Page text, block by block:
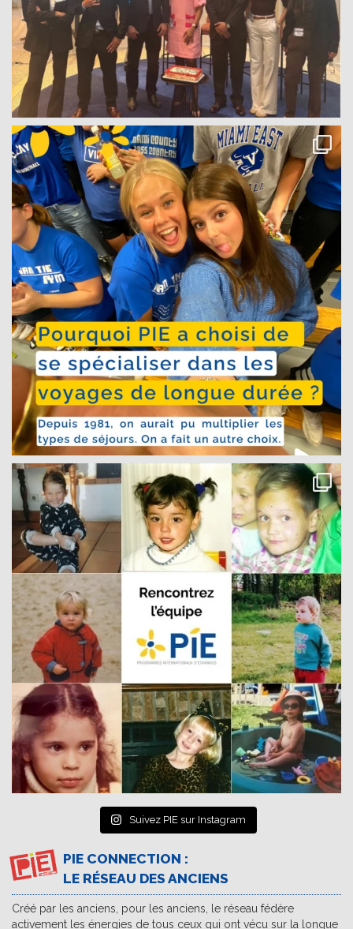
Suivez PIE sur Instagram
PIE CONNECTION :
LE RÉSEAU DES ANCIENS
Créé par les anciens, pour les anciens, le réseau fédère
activement les énergies de tous ceux qui ont vécu sur la longue